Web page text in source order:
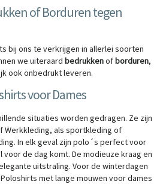
of Borduren tegen
bij ons te verkrijgen in allerlei soorten
we uiteraard bedrukkenofborduren,
ook onbedrukt leveren.
voor Dames
situaties worden gedragen. Ze zijn
Werkkleding, als sportkleding of
In elk geval zijn polo´s perfect voor
de dag komt. De modieuze kraag en
uitstraling. Voor de winterdagen
met lange mouwen voor dames